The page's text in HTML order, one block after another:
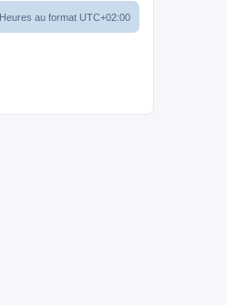
Heures au format UTC+02:00